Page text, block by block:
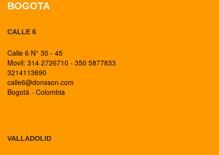
BOGOTA
CALLE 6
Calle 6 N° 30 - 45
Movil: 314 2726710 - 350 5877833
3214113690
calle6@donsson.com
Bogotá - Colombia
VALLADOLID